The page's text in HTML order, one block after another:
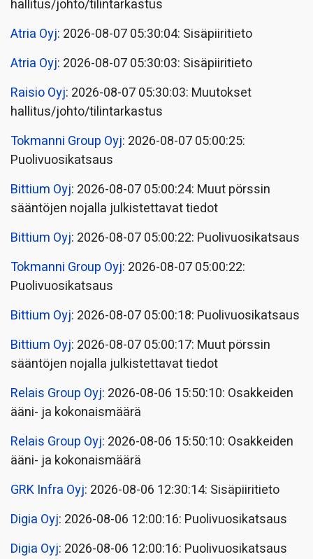
hallitus/johto/tilintarkastus
Atria Oyj: 2026-08-07 05:30:04: Sisäpiiritieto
Atria Oyj: 2026-08-07 05:30:03: Sisäpiiritieto
Raisio Oyj: 2026-08-07 05:30:03: Muutokset
hallitus/johto/tilintarkastus
Tokmanni Group Oyj: 2026-08-07 05:00:25:
Puolivuosikatsaus
Bittium Oyj: 2026-08-07 05:00:24: Muut pörssin
sääntöjen nojalla julkistettavat tiedot
Bittium Oyj: 2026-08-07 05:00:22: Puolivuosikatsaus
Tokmanni Group Oyj: 2026-08-07 05:00:22:
Puolivuosikatsaus
Bittium Oyj: 2026-08-07 05:00:18: Puolivuosikatsaus
Bittium Oyj: 2026-08-07 05:00:17: Muut pörssin
sääntöjen nojalla julkistettavat tiedot
Relais Group Oyj: 2026-08-06 15:50:10: Osakkeiden
ääni- ja kokonaismäärä
Relais Group Oyj: 2026-08-06 15:50:10: Osakkeiden
ääni- ja kokonaismäärä
GRK Infra Oyj: 2026-08-06 12:30:14: Sisäpiiritieto
Digia Oyj: 2026-08-06 12:00:16: Puolivuosikatsaus
Digia Oyj: 2026-08-06 12:00:16: Puolivuosikatsaus